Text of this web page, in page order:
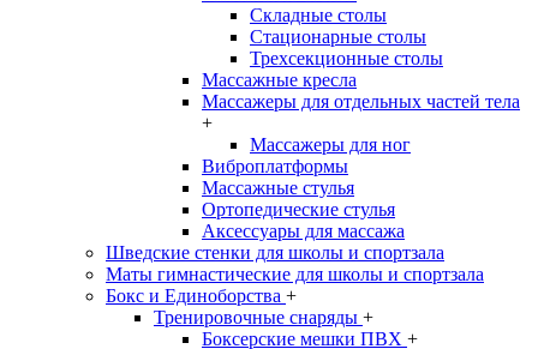
Складные столы
Стационарные столы
Трехсекционные столы
Массажные кресла
Массажеры для отдельных частей тела
+
Массажеры для ног
Виброплатформы
Массажные стулья
Ортопедические стулья
Аксессуары для массажа
Шведские стенки для школы и спортзала
Маты гимнастические для школы и спортзала
Бокс и Единоборства +
Тренировочные снаряды +
Боксерские мешки ПВХ +